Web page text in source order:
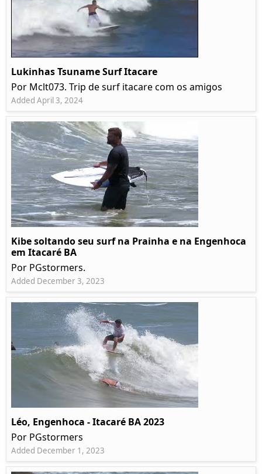
Lukinhas Tsuname Surf Itacare
Por Mclt073. Trip de surf itacare com os amigos
Added April 3, 2024
Kibe soltando seu surf na Prainha e na Engenhoca
em Itacaré BA
Por PGstormers.
Added December 3, 2023
Léo, Engenhoca - Itacaré BA 2023
Por PGstormers
Added December 1, 2023